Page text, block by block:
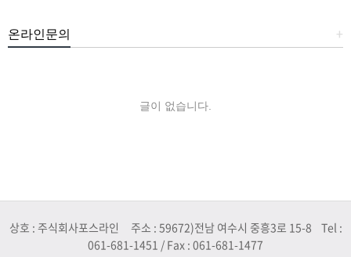
+
온라인문의
글이 없습니다.
상호 : 주식회사포스라인 주소 : 59672)전남 여수시 중흥3로 15-8 Tel :
061-681-1451 / Fax : 061-681-1477